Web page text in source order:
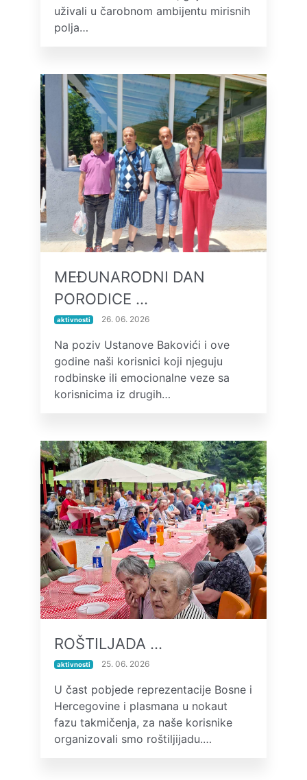
uživali u čarobnom ambijentu mirisnih
polja…
MEĐUNARODNI DAN
PORODICE …
aktivnosti 26. 06. 2026
Na poziv Ustanove Bakovići i ove
godine naši korisnici koji njeguju
rodbinske ili emocionalne veze sa
korisnicima iz drugih…
ROŠTILJADA …
aktivnosti 25. 06. 2026
U čast pobjede reprezentacije Bosne i
Hercegovine i plasmana u nokaut
fazu takmičenja, za naše korisnike
organizovali smo roštiljijadu.…